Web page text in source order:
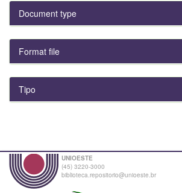
Document type
Format file
Tipo
UNIOESTE
(45) 3220-3000
biblioteca.repositorio@unioeste.br